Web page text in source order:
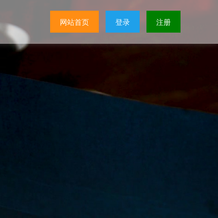
网站首页 登录 注册